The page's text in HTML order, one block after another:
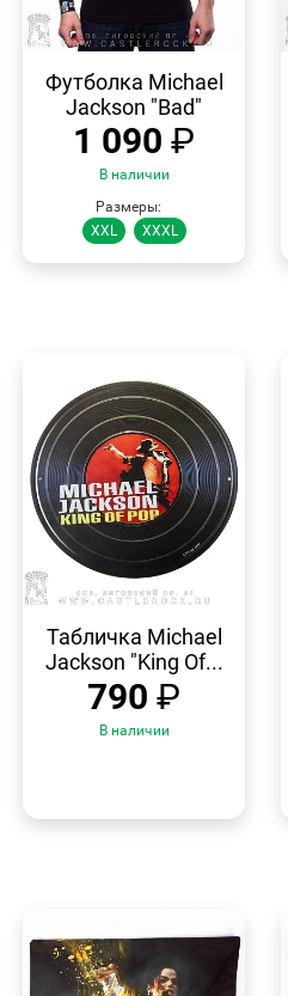
ПРОСМОТР
Футболка Michael
Jackson "Bad"
1 090 ₽
В наличии
Размеры:
XXL
XXXL
ПРОСМОТР
Табличка Michael
Jackson "King Of...
790 ₽
В наличии